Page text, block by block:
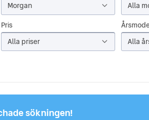
Morgan
Alla
Pris
Alla priser
Alla
sökningen!